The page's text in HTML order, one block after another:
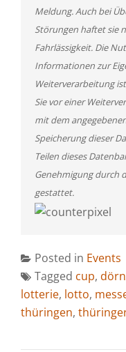
Meldung. Auch bei
Störungen haftet sie
Fahrlässigkeit. Die
Informationen zur
Weiterverarbeitung
Sie vor einer
mit dem
Speicherung dieser
Teilen dieses
Genehmigung durch
gestattet.
Posted in Events
Tagged cup,
lotterie, lotto,
thüringen,